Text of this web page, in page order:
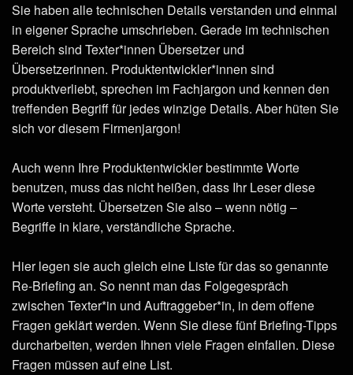
Sie haben alle technischen Details verstanden und einmal
in eigener Sprache umschrieben. Gerade im technischen
Bereich sind Texter*innen Übersetzer und
Übersetzerinnen. Produktentwickler*innen sind
produktverliebt, sprechen im Fachjargon und kennen den
treffenden Begriff für jedes winzige Details. Aber hüten Sie
sich vor diesem Firmenjargon!
Auch wenn Ihre Produktentwickler bestimmte Worte
benutzen, muss das nicht heißen, dass Ihr Leser diese
Worte versteht. Übersetzen Sie also – wenn nötig –
Begriffe in klare, verständliche Sprache.
Hier legen sie auch gleich eine Liste für das so genannte
Re-Briefing an. So nennt man das Folgegespräch
zwischen Texter*in und Auftraggeber*in, in dem offene
Fragen geklärt werden. Wenn Sie diese fünf Briefing-Tipps
durcharbeiten, werden Ihnen viele Fragen einfallen. Diese
Fragen müssen auf eine List.